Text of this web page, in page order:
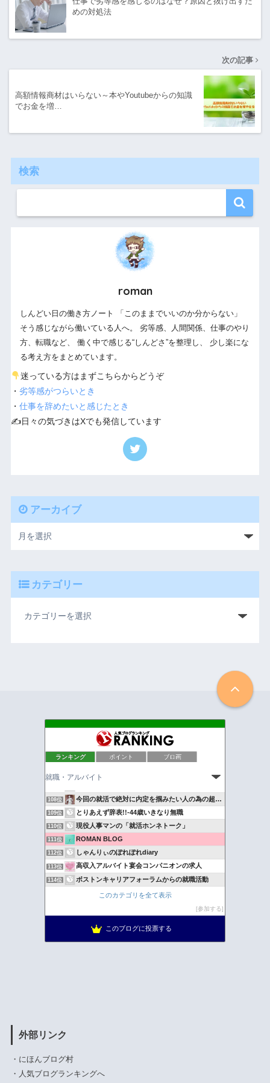
めの対処法
次の記事
高額情報商材はいらない～本やYoutubeからの知識
でお金を増…
検索
roman
しんどい日の働き方ノート 「このままでいいのか分からない」
そう感じながら働いている人へ。 劣等感、人間関係、仕事のやり
方、転職など、 働く中で感じる“しんどさ”を整理し、 少し楽にな
る考え方をまとめています。
迷っている方はまずこちらからどうぞ
・ 劣等感がつらいとき
・ 仕事を辞めたいと感じたとき
✍️日々の気づきはXでも発信しています
アーカイブ
カテゴリー
ランキング ポイント ブロ画
クリーニング取次の求人
105位 テクニック就職活動
106位
108位 今回の就活で絶対に内定を掴みたい人の為の超最強無駄ゼロ工業…
109位 とりあえず辞表!!‐44歳いきなり無職
110位 現役人事マンの「就活ホンネトーク」
111位 ROMAN BLOG
112位 しゃんりぃのぽれぽれdiary
113位 高収入アルバイト宴会コンパニオンの求人
114位 ボストンキャリアフォーラムからの就職活動
僕と私の就職活動日記
アラフォーランナー一発屋商店！ | すべてのランナーに幸あ…
このカテゴリを全て表示
参加する
このブログに投票する
外部リンク
・ にほんブログ村
・ 人気ブログランキングへ